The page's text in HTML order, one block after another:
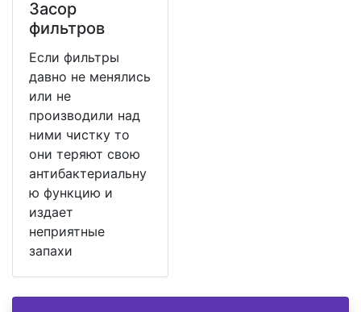
Засор
фильтров
Если фильтры
давно не менялись
или не
производили над
ними чистку то
они теряют свою
антибактериальну
ю функцию и
издает
неприятные
запахи